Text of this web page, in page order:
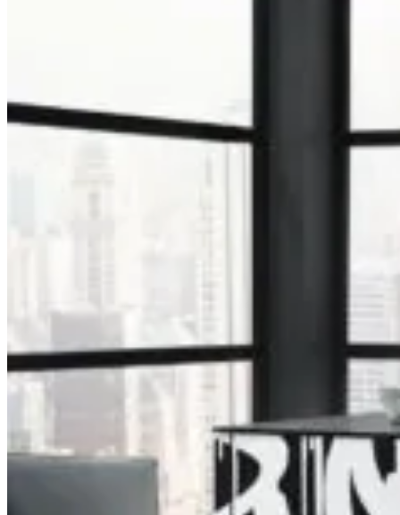
Referenzen
Service
Sprechen sie uns einfach an.
Für die optimale Beratung stehen wir Ihnen seit
über 30 Jahren mit Fachkompetenz, Rat und Tat
zur Seite. Zögern Sie nicht länger und rufen Sie
uns an, schreiben Sie uns eine Mail oder
kommen Sie persönlich in unserem
Küchenstudio vorbei. Jedes Erstgespräch ist für
Sie unverbindlich und kostenlos.